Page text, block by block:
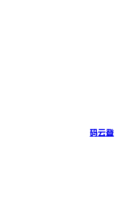
码云登